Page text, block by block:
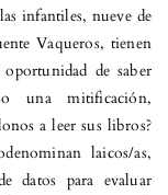
infantiles, nueve de
Vaqueros, tienen
de saber
una mitificación,
a leer sus libros?
laicos/as,
datos para evaluar